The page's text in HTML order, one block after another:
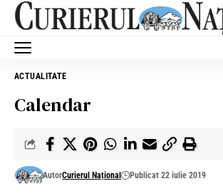
ACTUALITATE
Calendar
AutorCurierul Național Publicat 22 iulie 2019